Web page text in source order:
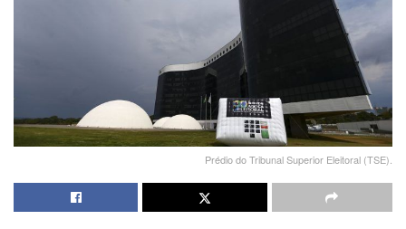
Prédio do Tribunal Superior Eleitoral (TSE).